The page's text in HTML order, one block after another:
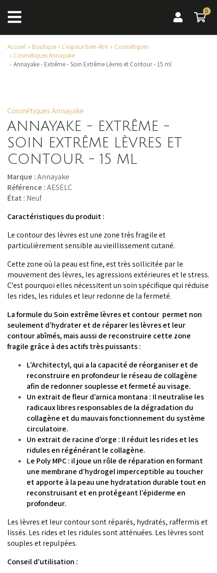
0
0
Accueil Boutique L'espace bien-être
Cosmétiques
Cosmétiques Annayake
Annayake - Extrême - Soin Extrême Lèvres et Contour - 15 ml
Cosmétiques Annayake
ANNAYAKE - EXTRÊME -
SOIN EXTRÊME LÈVRES ET
CONTOUR - 15 ML
Marque :Annayake
Référence :AESELC
État : Neuf
Caractéristiques du produit :
Le contour des lèvres est une zone très fragile et
particulièrement sensible au vieillissement cutané.
Cette zone où la peau est fine, est très sollicitée par le
mouvement des lèvres, les agressions extérieures et le stress.
C’est pourquoi elles nécessitent un soin spécifique qui réduise
les rides, les ridules et leur redonne de la fermeté.
La formule du Soin extrême lèvres et contour permet non
seulement d’hydrater et de réparer les lèvres et leur
contour abîmés, mais aussi de reconstruire cette zone
fragile grâce à des actifs très puissants :
L’Architectyl, qui a la capacité de réorganiser et de
reconstruire en profondeur le réseau de collagène
afin de redonner souplesse et fermeté au visage.
Un extrait de fleur d’arnica montana : Il neutralise les
radicaux libres responsables de la dégradation du
collagène et du mauvais fonctionnement du système
circulatoire.
Un extrait de racine d’orge : Il réduit les rides et les
ridules en régénérant le collagène.
Le Poly MPC : il joue un rôle de réparation en formant
une membrane d’hydrogel imperceptible au toucher
et apporte à la peau une hydratation durable tout en
reconstruisant et en protégeant l’épiderme en
profondeur.
Les lèvres et leur contour sont réparés, hydratés, raffermis et
lissés. Les rides et les ridules sont atténuées. Les lèvres sont
souples et repulpées.
Conseil d'utilisation :